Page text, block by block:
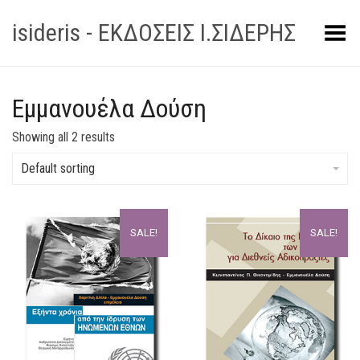
isideris - ΕΚΔΟΣΕΙΣ Ι.ΣΙΔΕΡΗΣToggle Menu
Εμμανουέλα Δούση
Showing all 2 results
Default sorting
SALE! SALE!